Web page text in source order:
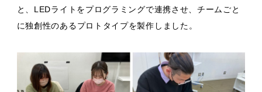
と、LEDライトをプログラミングで連携させ、チームごと
に独創性のあるプロトタイプを製作しました。